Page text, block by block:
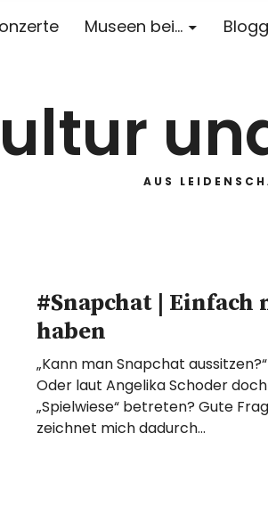
Museen bei…
AUS
#Snapchat | Einfach
haben
„Kann man Snapchat
Oder laut Angelika Schoder
„Spielwiese“ betreten? Gute
zeichnet mich dadurch…